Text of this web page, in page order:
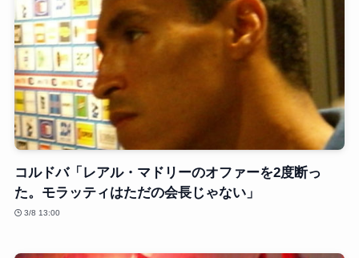
コルドバ「レアル・マドリーのオファーを2度断っ
た。モラッティはただの会長じゃない」
3/8 13:00